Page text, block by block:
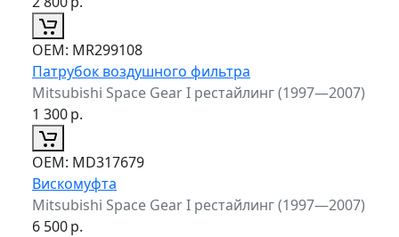
ОЕМ: MR299108
Патрубок воздушного фильтра
Mitsubishi Space Gear I рестайлинг (1997—2007)
1 300р.
ОЕМ: MD317679
Вискомуфта
Mitsubishi Space Gear I рестайлинг (1997—2007)
6 500р.